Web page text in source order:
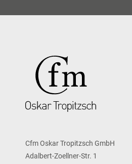
Cfm Oskar Tropitzsch GmbH
Adalbert-Zoellner-Str. 1